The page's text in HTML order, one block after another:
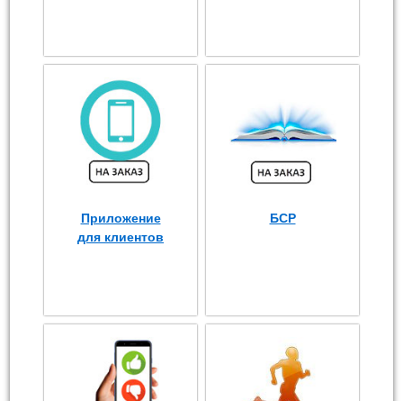
Приложение
для клиентов
БСР